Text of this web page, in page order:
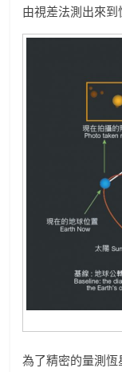
由視差法測出來到
為了精密的量測恆